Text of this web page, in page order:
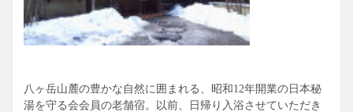
八ヶ岳山麓の豊かな自然に囲まれる、昭和12年開業の日本秘
湯を守る会会員の老舗宿。以前、日帰り入浴させていただき